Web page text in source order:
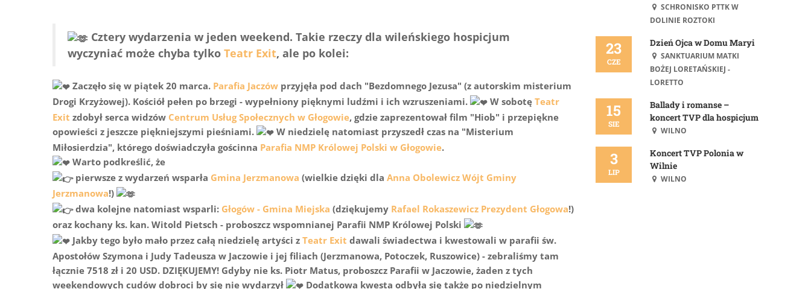
Cztery wydarzenia w jeden weekend. Takie rzeczy dla wileńskiego hospicjum
wyczyniać może chyba tylko Teatr Exit, ale po kolei:
Zaczęło się w piątek 20 marca. Parafia Jaczów przyjęła pod dach "Bezdomnego Jezusa" (z autorskim misterium
Drogi Krzyżowej). Kościół pełen po brzegi - wypełniony pięknymi ludźmi i ich wzruszeniami.
W sobotę Teatr
Exit zdobył serca widzów Centrum Usług Społecznych w Głogowie, gdzie zaprezentował film "Hiob" i przepiękne
opowieści z jeszcze piękniejszymi pieśniami.
W niedzielę natomiast przyszedł czas na "Misterium
Miłosierdzia", którego doświadczyła gościnna Parafia NMP Królowej Polski w Głogowie.
Warto podkreślić, że
pierwsze z wydarzeń wsparła Gmina Jerzmanowa (wielkie dzięki dla Anna Obolewicz Wójt Gminy
Jerzmanowa!)
dwa kolejne natomiast wsparli: Głogów - Gmina Miejska (dziękujemy Rafael Rokaszewicz Prezydent Głogowa!)
oraz kochany ks. kan. Witold Pietsch - proboszcz wspomnianej Parafii NMP Królowej Polski
Jakby tego było mało przez całą niedzielę artyści z Teatr Exit dawali świadectwa i kwestowali w parafii św.
Apostołów Szymona i Judy Tadeusza w Jaczowie i jej filiach (Jerzmanowa, Potoczek, Ruszowice) - zebraliśmy tam
łącznie 7518 zł i 20 USD. DZIĘKUJEMY! Gdyby nie ks. Piotr Matus, proboszcz Parafii w Jaczowie, żaden z tych
weekendowych cudów dobroci by się nie wydarzył
Dodatkowa kwesta odbyła się także po niedzielnym
SCHRONISKO PTTK W
DOLINIE ROZTOKI
23
CZE
Dzień Ojca w Domu Maryi
SANKTUARIUM MATKI
BOŻEJ LORETAŃSKIEJ -
LORETTO
15
SIE
Ballady i romanse –
koncert TVP dla hospicjum
WILNO
3
LIP
Koncert TVP Polonia w
Wilnie
WILNO